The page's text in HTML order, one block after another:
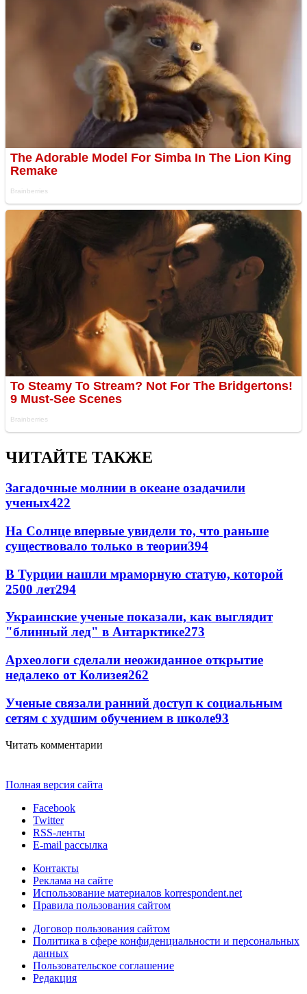
ЧИТАЙТЕ ТАКЖЕ
Загадочные молнии в океане озадачили
ученых422
На Солнце впервые увидели то, что раньше
существовало только в теории394
В Турции нашли мраморную статую, которой
2500 лет294
Украинские ученые показали, как выглядит
"блинный лед" в Антарктике273
Археологи сделали неожиданное открытие
недалеко от Колизея262
Ученые связали ранний доступ к социальным
сетям с худшим обучением в школе93
Читать комментарии
Полная версия сайта
Facebook
Twitter
RSS-ленты
E-mail рассылка
Контакты
Реклама на сайте
Использование материалов korrespondent.net
Правила пользования сайтом
Договор пользования сайтом
Политика в сфере конфиденциальности и персональных
данных
Пользовательское соглашение
Редакция